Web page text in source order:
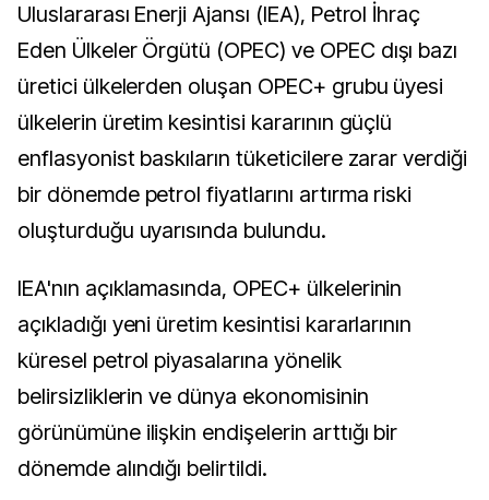
Uluslararası Enerji Ajansı (IEA), Petrol İhraç
Eden Ülkeler Örgütü (OPEC) ve OPEC dışı bazı
üretici ülkelerden oluşan OPEC+ grubu üyesi
ülkelerin üretim kesintisi kararının güçlü
enflasyonist baskıların tüketicilere zarar verdiği
bir dönemde petrol fiyatlarını artırma riski
oluşturduğu uyarısında bulundu.
IEA'nın açıklamasında, OPEC+ ülkelerinin
açıkladığı yeni üretim kesintisi kararlarının
küresel petrol piyasalarına yönelik
belirsizliklerin ve dünya ekonomisinin
görünümüne ilişkin endişelerin arttığı bir
dönemde alındığı belirtildi.